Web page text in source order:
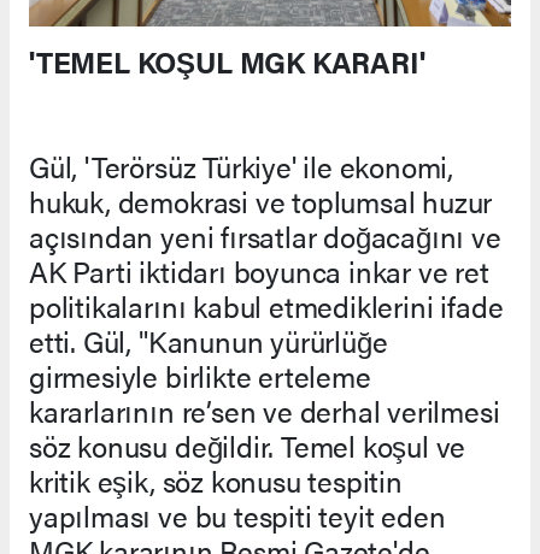
'TEMEL KOŞUL MGK KARARI'
Gül, 'Terörsüz Türkiye' ile ekonomi,
hukuk, demokrasi ve toplumsal huzur
açısından yeni fırsatlar doğacağını ve
AK Parti iktidarı boyunca inkar ve ret
politikalarını kabul etmediklerini ifade
etti. Gül, "Kanunun yürürlüğe
girmesiyle birlikte erteleme
kararlarının re’sen ve derhal verilmesi
söz konusu değildir. Temel koşul ve
kritik eşik, söz konusu tespitin
yapılması ve bu tespiti teyit eden